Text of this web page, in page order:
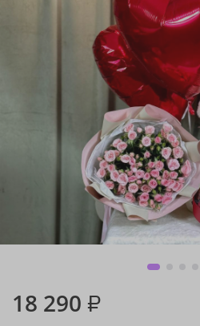
18 290 ₽